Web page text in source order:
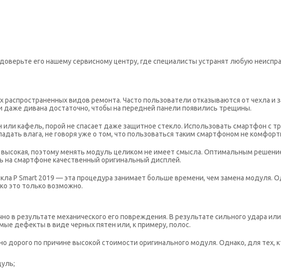
его нашему сервисному центру, где специалисты устранят любую
видов ремонта. Часто пользователи отказываются от чехла и
даже дивана достаточно, чтобы на передней панели появились трещины.
или кафель, порой не спасает даже защитное стекло. Использовать смартфон с
влага, не говоря уже о том, что пользоваться таким смартфоном не
высокая, поэтому менять модуль целиком не имеет смысла. Оптимальным
на смартфоне качественный оригинальный дисплей.
P Smart 2019 — эта процедура занимает больше времени, чем замена модуля.
это только возможно.
в результате механического его повреждения. В результате сильного удара
дефекты в виде черных пятен или, к примеру, полос.
дорого по причине высокой стоимости оригинального модуля. Однако, для тех,